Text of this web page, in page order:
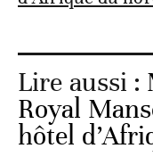
Lire aussi :
Royal
hôtel